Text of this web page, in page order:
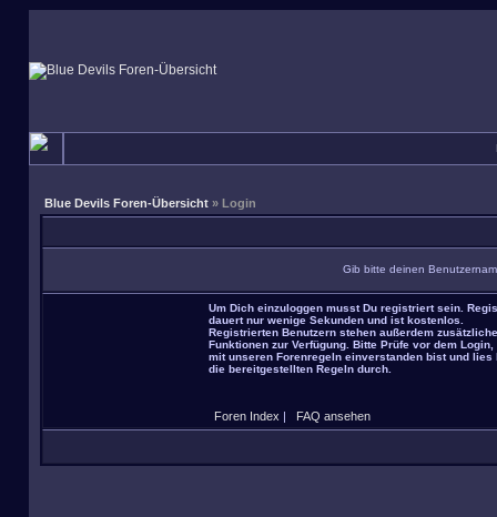
Blue Devils Foren-Übersicht » Login
Gib bitte deinen
Um Dich einzuloggen musst Du registriert sein.
dauert nur wenige Sekunden und ist kostenlos.
Registrierten Benutzern stehen außerdem zusätzliche
Funktionen zur Verfügung. Bitte Prüfe vor dem Login,
mit unseren Forenregeln einverstanden bist und lies
die bereitgestellten Regeln durch.
Foren Index | FAQ ansehen